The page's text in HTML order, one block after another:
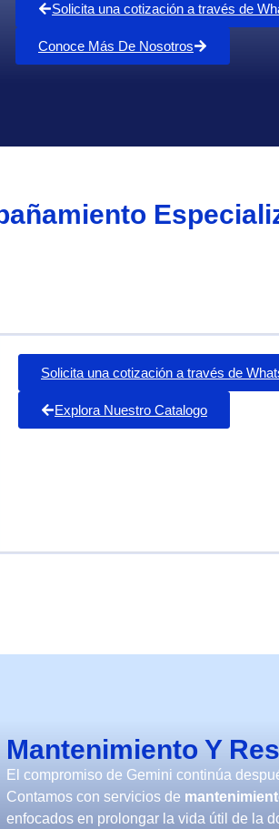
Solicita una cotización a través de
Conoce Más De Nosotros
Solicita una cotización a través de
Explora Nuestro Catalogo
Mantenimiento Y
El compromiso de Gemini continúa
Contamos con servicios de
enfocados en prolongar la vida útil de la